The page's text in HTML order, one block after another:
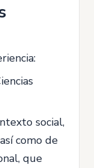
social,
como de
que